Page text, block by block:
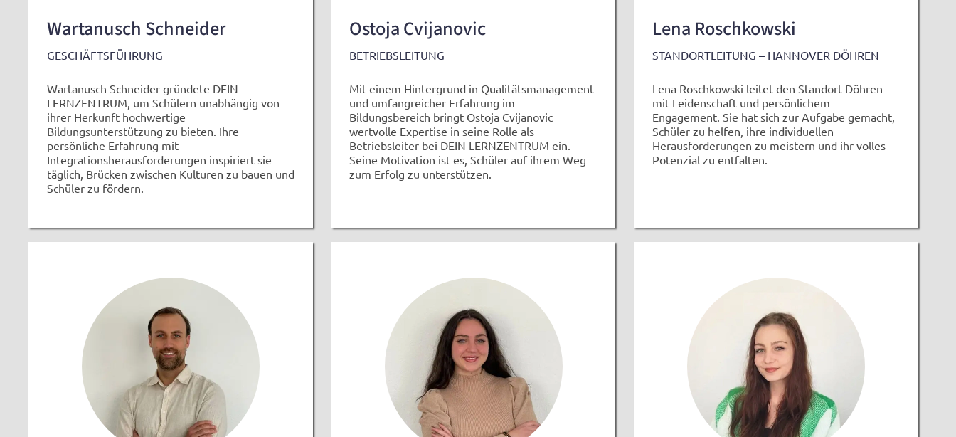
Wartanusch Schneider
GESCHÄFTSFÜHRUNG
Wartanusch Schneider gründete DEIN
LERNZENTRUM, um Schülern unabhängig von
ihrer Herkunft hochwertige
Bildungsunterstützung zu bieten. Ihre
persönliche Erfahrung mit
Integrationsherausforderungen inspiriert sie
täglich, Brücken zwischen Kulturen zu bauen und
Schüler zu fördern.
Ostoja Cvijanovic
BETRIEBSLEITUNG
Mit einem Hintergrund in Qualitätsmanagement
und umfangreicher Erfahrung im
Bildungsbereich bringt Ostoja Cvijanovic
wertvolle Expertise in seine Rolle als
Betriebsleiter bei DEIN LERNZENTRUM ein.
Seine Motivation ist es, Schüler auf ihrem Weg
zum Erfolg zu unterstützen.
Lena Roschkowski
STANDORTLEITUNG – HANNOVER DÖHREN
Lena Roschkowski leitet den Standort Döhren
mit Leidenschaft und persönlichem
Engagement. Sie hat sich zur Aufgabe gemacht,
Schüler zu helfen, ihre individuellen
Herausforderungen zu meistern und ihr volles
Potenzial zu entfalten.